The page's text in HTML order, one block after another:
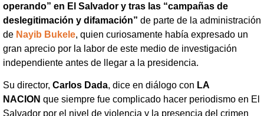
operando” en El Salvador y tras las “campañas de
deslegitimación y difamación” de parte de la administración
de Nayib Bukele, quien curiosamente había expresado un
gran aprecio por la labor de este medio de investigación
independiente antes de llegar a la presidencia.
Su director, Carlos Dada, dice en diálogo con LA
NACION que siempre fue complicado hacer periodismo en El
Salvador por el nivel de violencia y la presencia del crimen